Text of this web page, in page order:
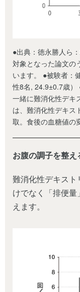
●出典：徳永勝人ら
対象となった論文の
います。 ●被験者：
性8名, 24.9±0.7歳）
一緒に難消化性デキ
は、難消化性デキス
取。食後の血糖値の
お腹の調子を整え
難消化性デキス
けでなく「排便
えます。